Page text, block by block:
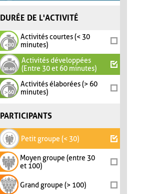
DURÉE DE L'ACTIVITÉ
Activités courtes (< 30
minutes)
Activités développées
(Entre 30 et 60 minutes)
Activités élaborées (> 60
minutes)
PARTICIPANTS
Petit groupe (< 30)
Moyen groupe (entre 30
et 100)
Grand groupe (> 100)